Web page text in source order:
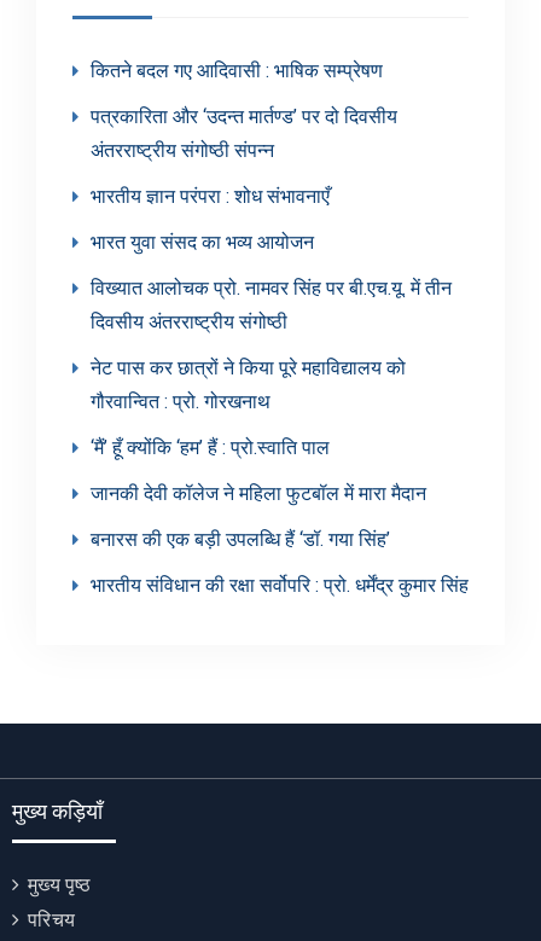
कितने बदल गए आदिवासी : भाषिक सम्प्रेषण
पत्रकारिता और ‘उदन्त मार्तण्ड’ पर दो दिवसीय
अंतरराष्ट्रीय संगोष्ठी संपन्न
भारतीय ज्ञान परंपरा : शोध संभावनाएँ
भारत युवा संसद का भव्य आयोजन
विख्यात आलोचक प्रो. नामवर सिंह पर बी.एच.यू. में तीन
दिवसीय अंतरराष्ट्रीय संगोष्ठी
नेट पास कर छात्रों ने किया पूरे महाविद्यालय को
गौरवान्वित : प्रो. गोरखनाथ
‘मैं’ हूँ क्योंकि ‘हम’ हैं : प्रो.स्वाति पाल
जानकी देवी कॉलेज ने महिला फुटबॉल में मारा मैदान
बनारस की एक बड़ी उपलब्धि हैं ‘डॉ. गया सिंह’
भारतीय संविधान की रक्षा सर्वोपरि : प्रो. धर्मेंद्र कुमार सिंह
मुख्य कड़ियाँ
मुख्य पृष्ठ
परिचय